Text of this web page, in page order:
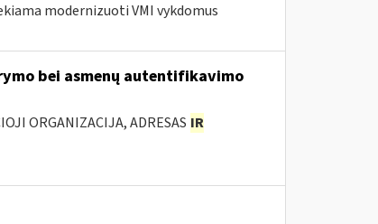
modernizuoti VMI vykdomus
bei asmenų autentifikavimo
ORGANIZACIJA, ADRESAS IR